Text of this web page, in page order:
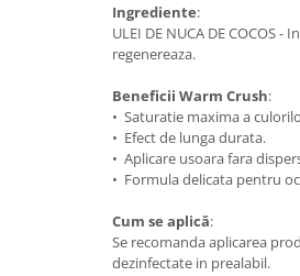
Ingrediente:
ULEI DE NUCA DE COCOS
regenereaza.
Beneficii Warm Crush:
• Saturatie maxima a
• Efect de lunga durata.
• Aplicare usoara fara
• Formula delicata pentru
Cum se aplică:
Se recomanda aplicarea
dezinfectate in prealabil.